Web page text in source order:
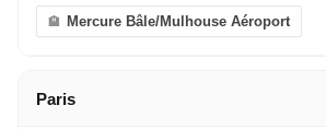
Mercure Bâle/Mulhouse Aéroport
Paris